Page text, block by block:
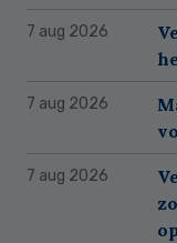
7 aug 2026
7 aug 2026
7 aug 2026